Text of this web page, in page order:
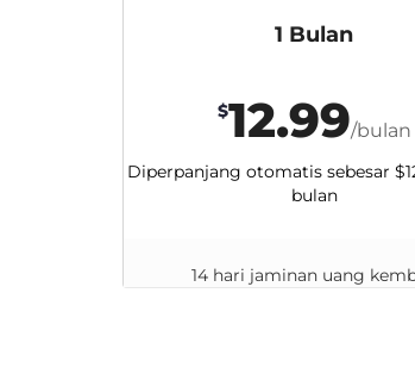
1 Bulan
$12.99/bulan
Diperpanjang otomatis sebesar
bulan
14 hari jaminan uang